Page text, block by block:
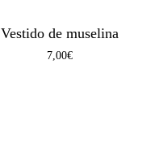
Vestido de muselina
7,00€